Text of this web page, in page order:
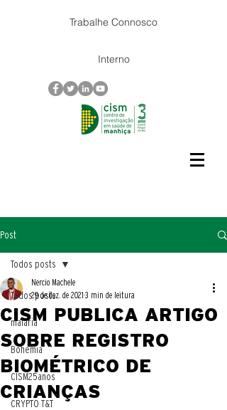
Trabalhe Connosco
Interno
Post
Todos posts
malaria
Bohemia
CISM25anos
CRYPTO T&T
Todos posts
CISM PUBLICA ARTIGO
SOBRE REGISTRO
BIOMÉTRICO DE
CRIANÇAS
Nercio Machele
29 de dez. de 2021 3 min de leitura